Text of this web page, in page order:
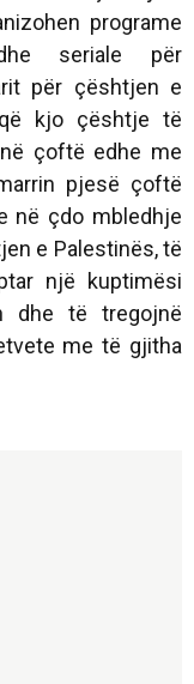
programe
seriale për
për çështjen e
kjo çështje të
çoftë edhe me
pjesë çoftë
në çdo mbledhje
e Palestinës, të
një kuptimësi
dhe të tregojnë
me të gjitha